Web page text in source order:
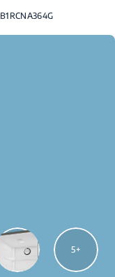
B1RCNA364G
5